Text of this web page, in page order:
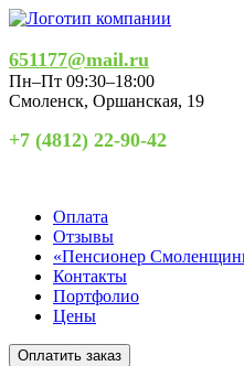
651177@mail.ru
Пн–Пт 09:30–18:00
Смоленск, Оршанская, 19
+7 (4812) 22-90-42
Оплата
Отзывы
«Пенсионер
Контакты
Портфолио
Цены
Оплатить заказ